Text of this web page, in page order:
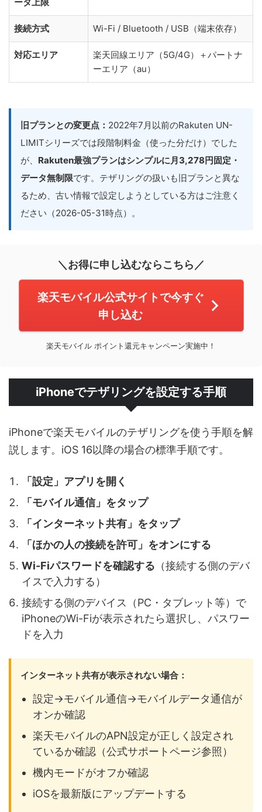
接続方式 Wi-Fi / Bluetooth / USB（端末依存）
対応エリア
楽天回線エリア（5G/4G）＋パートナ
ーエリア（au）
旧プランとの変更点： 2022年7月以前のRakuten UN-
LIMITシリーズでは段階制料金（使った分だけ）でした
が、 Rakuten最強プランはシンプルに月3,278円固定・
データ無制限です。テザリングの扱いも旧プランと異な
るため、古い情報で設定しようとしている方はご注意く
ださい（2026-05-31時点）。
＼お得に申し込むならこちら／
楽天モバイル公式サイトで今すぐ
申し込む
楽天モバイル ポイント還元キャンペーン実施中！
iPhoneでテザリングを設定する手順
iPhoneで楽天モバイルのテザリングを使う手順を解
説します。iOS 16以降の場合の標準手順です。
「設定」アプリを開く
「モバイル通信」をタップ
「インターネット共有」をタップ
「ほかの人の接続を許可」をオンにする
Wi-Fiパスワードを確認する （接続する側のデバ
イスで入力する）
接続する側のデバイス（PC・タブレット等）で
iPhoneのWi-Fiが表示されたら選択し、パスワー
ドを入力
インターネット共有が表示されない場合：
設定→モバイル通信→モバイルデータ通信が
オンか確認
楽天モバイルのAPN設定が正しく設定され
ているか確認（公式サポートページ参照）
機内モードがオフか確認
iOSを最新版にアップデートする